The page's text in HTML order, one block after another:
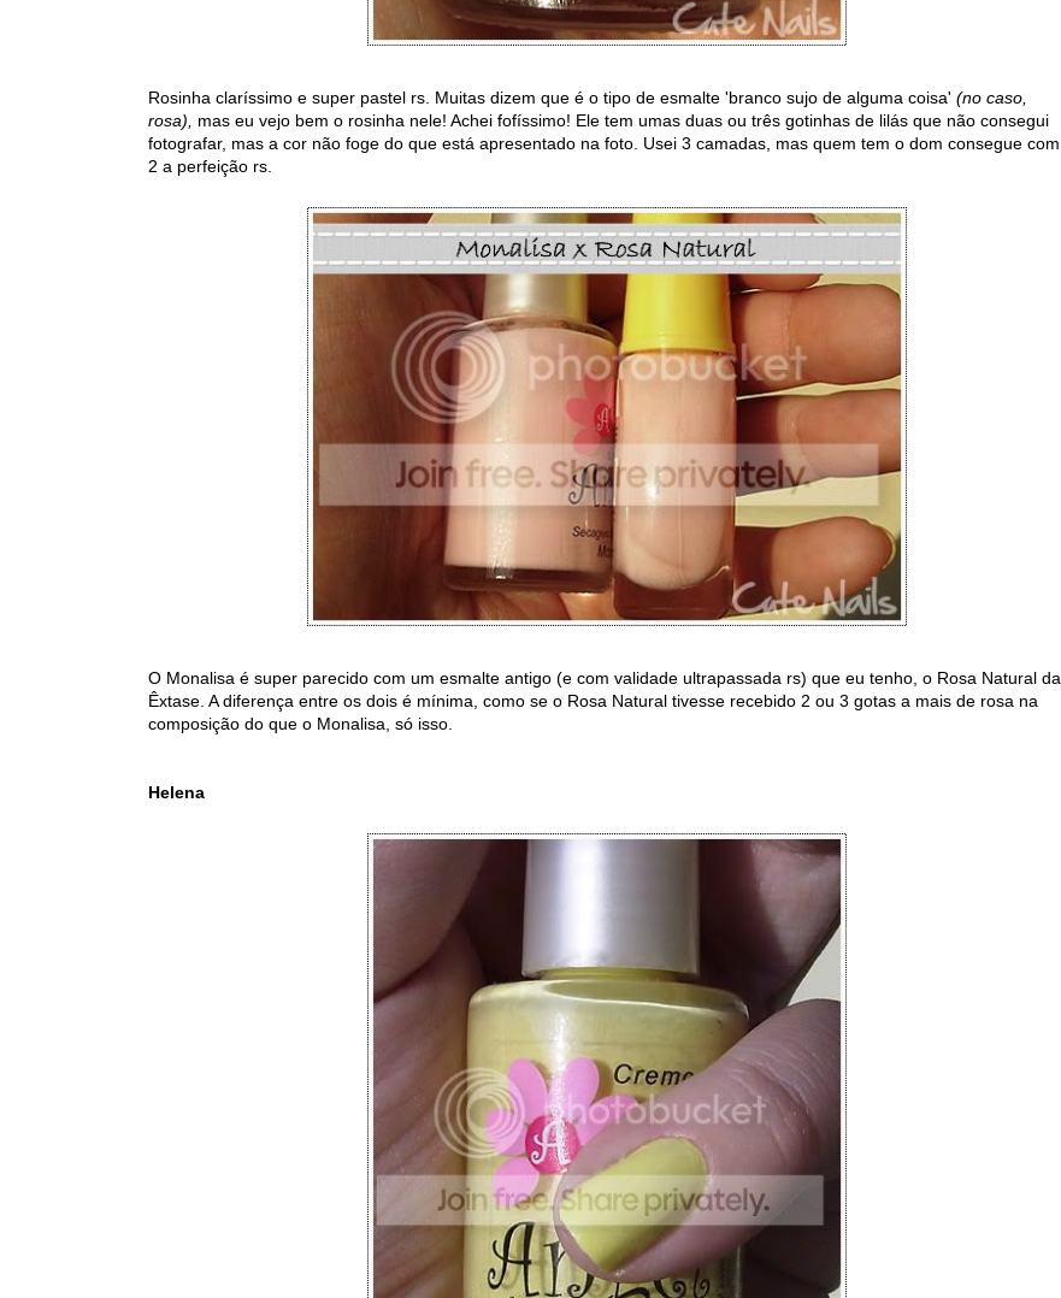
Rosinha claríssimo e super pastel rs. Muitas dizem que é o tipo de esmalte 'branco sujo de alguma coisa' (no caso,
rosa),
mas eu vejo bem o rosinha nele! Achei fofíssimo! Ele tem umas duas ou três gotinhas de lilás que não consegui
fotografar, mas a cor não foge do que está apresentado na foto. Usei 3 camadas, mas quem tem o dom consegue com
2 a perfeição rs.
O Monalisa é super parecido com um esmalte antigo (e com validade ultrapassada rs) que eu tenho, o Rosa Natural da
Êxtase. A diferença entre os dois é mínima, como se o Rosa Natural tivesse recebido 2 ou 3 gotas a mais de rosa na
composição do que o Monalisa, só isso.
Helena